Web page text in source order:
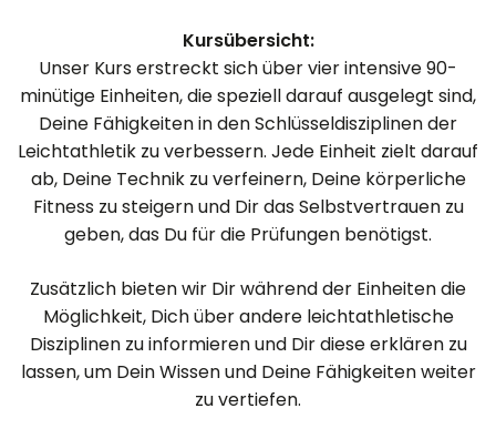
Kursübersicht:
Unser Kurs erstreckt sich über vier intensive 90-
minütige Einheiten, die speziell darauf ausgelegt sind,
Deine Fähigkeiten in den Schlüsseldisziplinen der
Leichtathletik zu verbessern. Jede Einheit zielt darauf
ab, Deine Technik zu verfeinern, Deine körperliche
Fitness zu steigern und Dir das Selbstvertrauen zu
geben, das Du für die Prüfungen benötigst.
Zusätzlich bieten wir Dir während der Einheiten die
Möglichkeit, Dich über andere leichtathletische
Disziplinen zu informieren und Dir diese erklären zu
lassen, um Dein Wissen und Deine Fähigkeiten weiter
zu vertiefen.